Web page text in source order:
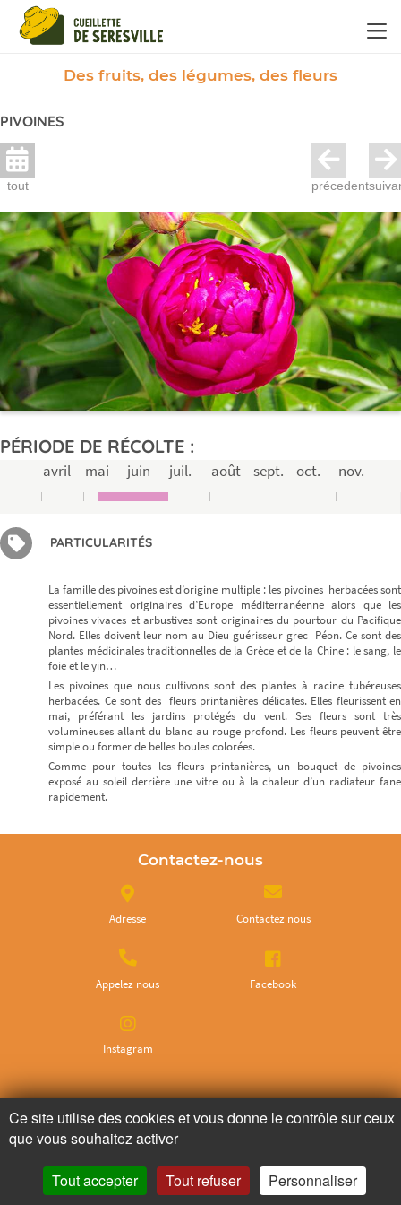
Des fruits, des légumes, des fleurs
PIVOINES
tout précedent
PÉRIODE DE RÉCOLTE :
avril mai juin juil. août sept. oct. nov.
PARTICULARITÉS
La famille des pivoines est d’origine multiple : les pivoines herbacées sont
essentiellement originaires d’Europe méditerranéenne alors que les
pivoines vivaces et arbustives sont originaires du pourtour du Pacifique
Nord. Elles doivent leur nom au Dieu guérisseur grec Péon. Ce sont des
plantes médicinales traditionnelles de la Grèce et de la Chine : le sang, le
foie et le yin…
Les pivoines que nous cultivons sont des plantes à racine tubéreuses
herbacées. Ce sont des fleurs printanières délicates. Elles fleurissent en
mai, préférant les jardins protégés du vent. Ses fleurs sont très
volumineuses allant du blanc au rouge profond. Les fleurs peuvent être
simple ou former de belles boules colorées.
Comme pour toutes les fleurs printanières, un bouquet de pivoines
exposé au soleil derrière une vitre ou à la chaleur d’un radiateur fane
rapidement.
Contactez-nous
Adresse Contactez nous
Appelez nous Facebook
Instagram
Abonnez-vous à notre newsletter
Panneau de gestion des cookies
Ce site utilise des cookies et vous donne le contrôle sur ceux
que vous souhaitez activer
Tout accepter Tout refuser Personnaliser